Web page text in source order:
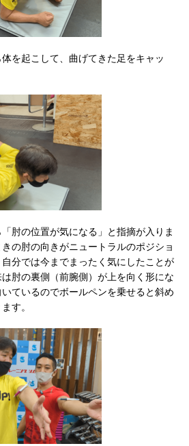
を起こして、曲げてきた足をキャッ
肘の位置が気になる」と指摘が入りま
の肘の向きがニュートラルのポジショ
分では今までまったく気にしたことが
肘の裏側（前腕側）が上を向く形にな
ているのでボールペンを乗せると斜め
す。